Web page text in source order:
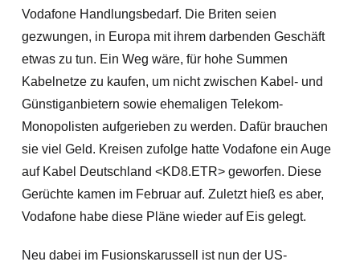
Vodafone Handlungsbedarf. Die Briten seien
gezwungen, in Europa mit ihrem darbenden Geschäft
etwas zu tun. Ein Weg wäre, für hohe Summen
Kabelnetze zu kaufen, um nicht zwischen Kabel- und
Günstiganbietern sowie ehemaligen Telekom-
Monopolisten aufgerieben zu werden. Dafür brauchen
sie viel Geld. Kreisen zufolge hatte Vodafone ein Auge
auf Kabel Deutschland <KD8.ETR> geworfen. Diese
Gerüchte kamen im Februar auf. Zuletzt hieß es aber,
Vodafone habe diese Pläne wieder auf Eis gelegt.
Neu dabei im Fusionskarussell ist nun der US-